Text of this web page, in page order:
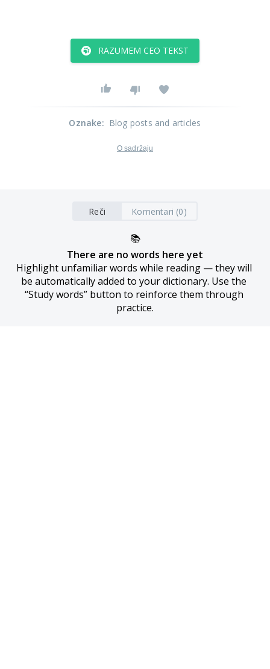
RAZUMEM CEO TEKST
Oznake: Blog posts and articles
O sadržaju
Reči Komentari (0)
📚
There are no words here yet
Highlight unfamiliar words while reading — they will
be automatically added to your dictionary. Use the
“Study words” button to reinforce them through
practice.